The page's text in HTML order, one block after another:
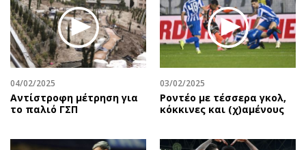
04/02/2025
Αντίστροφη μέτρηση για
το παλιό ΓΣΠ
03/02/2025
Ροντέο με τέσσερα γκολ,
κόκκινες και (χ)αμένους